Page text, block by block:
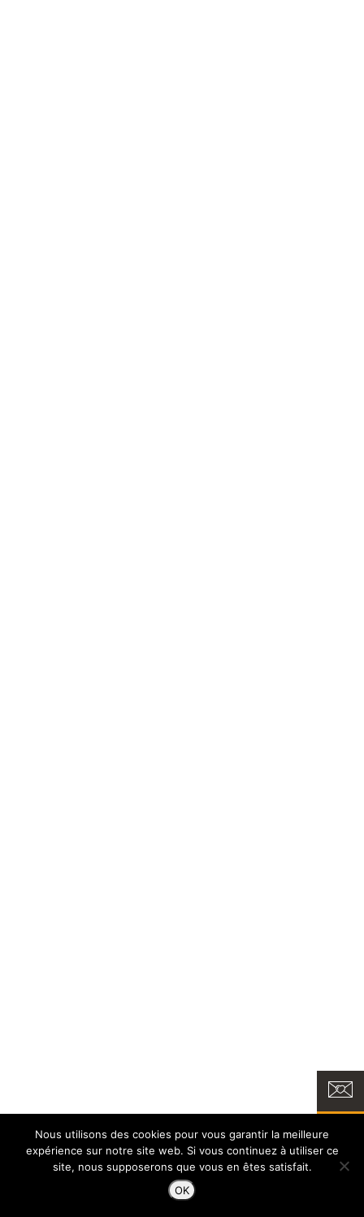
Nous utilisons des cookies pour vous garantir la meilleure
expérience sur notre site web. Si vous continuez à utiliser ce
site, nous supposerons que vous en êtes satisfait.
OK